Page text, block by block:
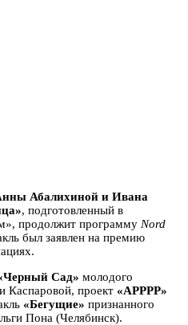
Абалихиной и Ивана
, подготовленный в
продолжит программу Nord
был заявлен на премию
Сад» молодого
Каспаровой, проект «АРРРР»
«Бегущие» признанного
Пона (Челябинск).